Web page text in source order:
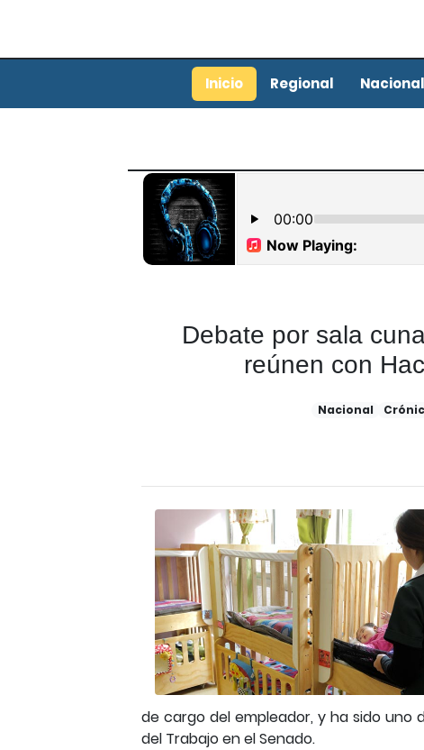
Inicio Regional Nacional
Debate por sala
reúnen con
Nacional
de cargo del empleador, y ha sido uno
del Trabajo en el Senado.